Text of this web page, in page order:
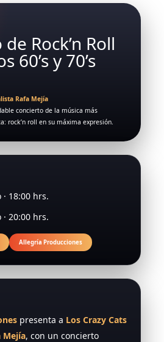
Rock’n Roll
60’s y 70’s
Rafa Mejía
concierto de la música más
rock’n roll en su máxima expresión.
18:00 hrs.
20:00 hrs.
Allegría Producciones
presenta a Los Crazy Cats
Mejía, con un concierto